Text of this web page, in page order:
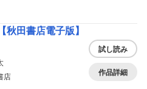
田書店電子版】
店
試し読み
作品詳細